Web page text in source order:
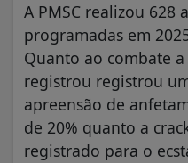
A PMSC realizou 628
programadas em
Quanto ao combate a
registrou registrou
apreensão de
de 20% quanto a
registrado para o